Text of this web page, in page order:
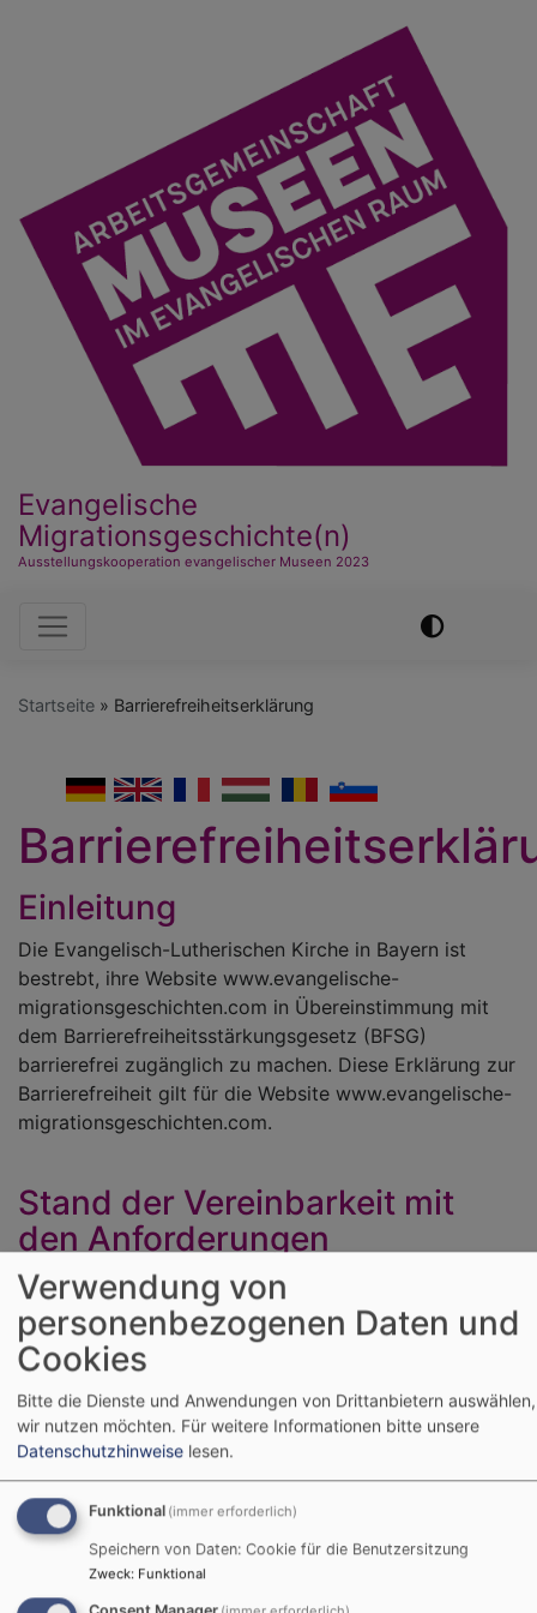
Evangelische
Migrationsgeschichte(n)
Ausstellungskooperation evangelischer Museen 2023
Hauptnavigation
Startseite Barrierefreiheitserklärung
Romanian
Hungarian
French
English
German
Einleitung
Die Evangelisch-Lutherischen Kirche in Bayern ist
bestrebt, ihre Website www.evangelische-
migrationsgeschichten.com in Übereinstimmung mit
dem Barrierefreiheitsstärkungsgesetz (BFSG)
barrierefrei zugänglich zu machen. Diese Erklärung zur
Barrierefreiheit gilt für die Website www.evangelische-
migrationsgeschichten.com.
Stand der Vereinbarkeit mit
den Anforderungen
Die Website www.evangelische-
migrationsgeschichten.com ist aufgrund der folgenden
Unvereinbarkeiten und Ausnahmen teilweise mit dem
Barrierefreiheitsstärkungsgesetz (BFSG) vereinbar.
Einschränkungen in der
Barrierefreiheit beim ThemeVK
Philippus next
Hier den Text für vk_blockly einfügen.
Verwendung von
personenbezogenen Daten und
Cookies
Bitte die Dienste und Anwendungen von Drittanbietern
wir nutzen möchten. Für weitere Informationen bitte unsere
Datenschutzhinweise lesen.
Funktional (immer erforderlich)
Speichern von Daten: Cookie für die Benutzersitzung
Zweck: Funktional